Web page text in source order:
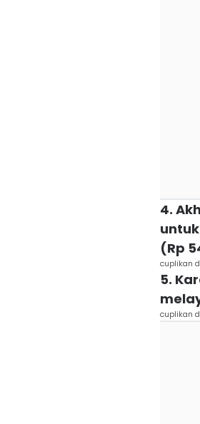
4.
(Rp
cuplikan
5.
cuplikan